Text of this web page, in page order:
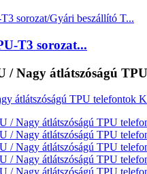
T3 sorozat...
Nagy átlátszóságú